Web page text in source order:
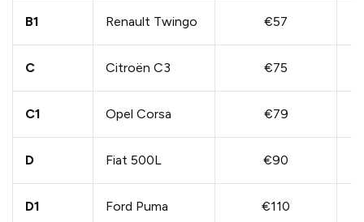
B1 Renault Twingo €57
C Citroën C3 €75
C1 Opel Corsa €79
D Fiat 500L €90
D1 Ford Puma €110